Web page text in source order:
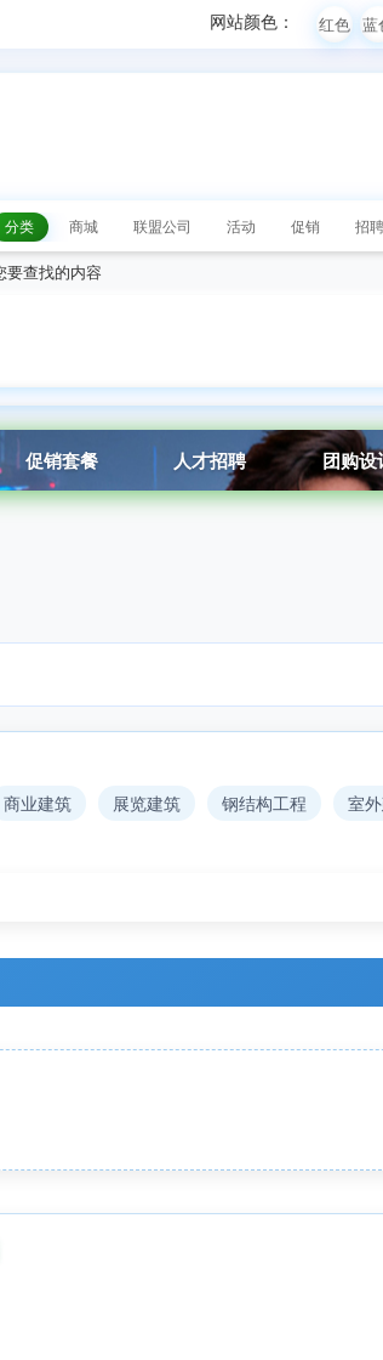
红色 蓝
网站颜色：
分类 商城 联盟公司 活动 促销 招聘
促销套餐 人才招聘 团购设
商业建筑 展览建筑 钢结构工程
室